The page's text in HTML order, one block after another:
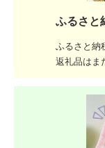
ふるさと
ふるさと納
返礼品はま